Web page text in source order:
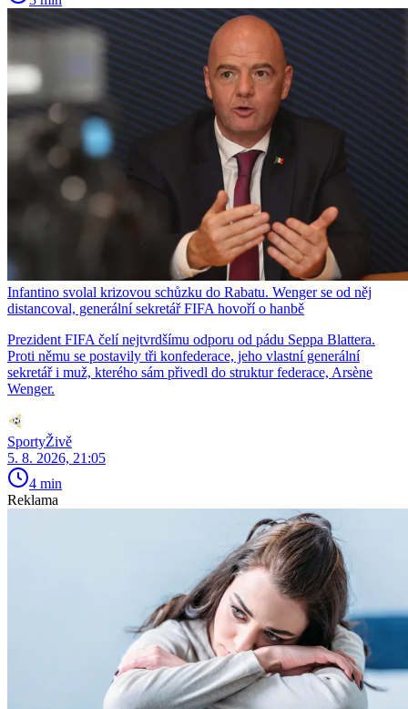
Infantino svolal krizovou schůzku do Rabatu. Wenger se od něj
distancoval, generální sekretář FIFA hovoří o hanbě
Prezident FIFA čelí nejtvrdšímu odporu od pádu Seppa Blattera.
Proti němu se postavily tři konfederace, jeho vlastní generální
sekretář i muž, kterého sám přivedl do struktur federace, Arsène
Wenger.
SportyŽivě
5. 8. 2026, 21:05
4 min
Reklama